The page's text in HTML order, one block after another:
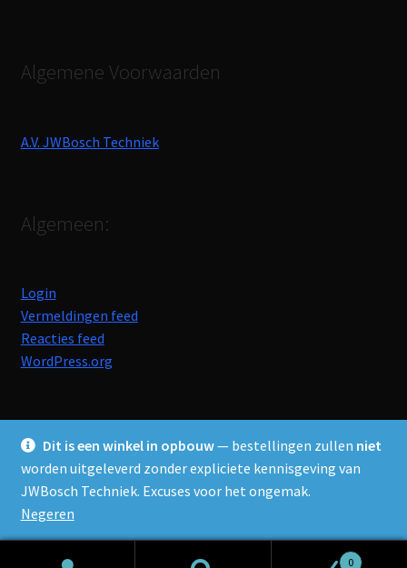
Dit is een winkel in opbouw— bestellingen zullen niet
worden uitgeleverd zonder expliciete kennisgeving van
JWBosch Techniek. Excuses voor het ongemak.
Negeren
Algemene Voorwaarden
A.V. JWBosch Techniek
Algemeen:
Login
Vermeldingen feed
Reacties feed
WordPress.org
© JWBosch Techniek 2026
Privacybeleid
Gebouwd met WooCommerce.
0